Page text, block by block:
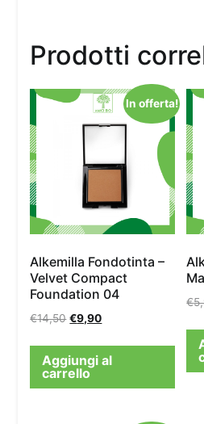
Prodotti
In offerta!
Alkemilla Fondotinta –
Velvet Compact
Foundation 04
€14,50 €9,90
Aggiungi al
carrello
€